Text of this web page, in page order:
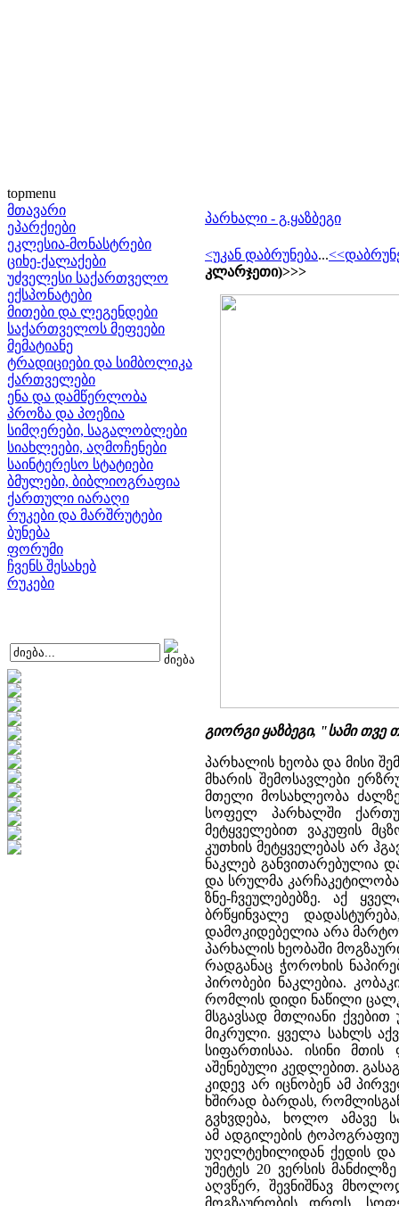
topmenu
მთავარი
ეპარქიები
ეკლესია-მონასტრები
ციხე-ქალაქები
უძველესი საქართველო
ექსპონატები
მითები და ლეგენდები
საქართველოს მეფეები
მემატიანე
ტრადიციები და სიმბოლიკა
ქართველები
ენა და დამწერლობა
პროზა და პოეზია
სიმღერები, საგალობლები
სიახლეები, აღმოჩენები
საინტერესო სტატიები
ბმულები, ბიბლიოგრაფია
ქართული იარაღი
რუკები და მარშრუტები
ბუნება
ფორუმი
ჩვენს შესახებ
რუკები
პარხალი - გ.ყაზბეგი
<უკან დაბრუნება...
კლარჯეთი)>>>
გიორგი ყაზბეგი, "სამი
პარხალის ხეობა და მისი
მხარის შემოსავლები
მთელი მოსახლეობა
სოფელ პარხალში
მეტყველებით ვაკუფის
კუთხის მეტყველებას არ
ნაკლებ განვითარებულია
და სრულმა
ზნე-ჩვეულებებზე. აქ
ბრწყინვალე
დამოკიდებელია არა
პარხალის ხეობაში
რადგანაც ჭოროხის
პირობები ნაკლებია.
რომლის დიდი ნაწილი
მსგავსად მთლიანი
მიკრული. ყველა სახლს
სიფართისაა. ისინი
აშენებული კედლებით.
კიდევ არ იცნობენ ამ
ხშირად ბარდას,
გვხვდება, ხოლო ამავე
ამ ადგილების
უღელტეხილიდან ქედის და
უმეტეს 20 ვერსის
აღვწერ, შევნიშნავ
მოგზაურობის დროს.